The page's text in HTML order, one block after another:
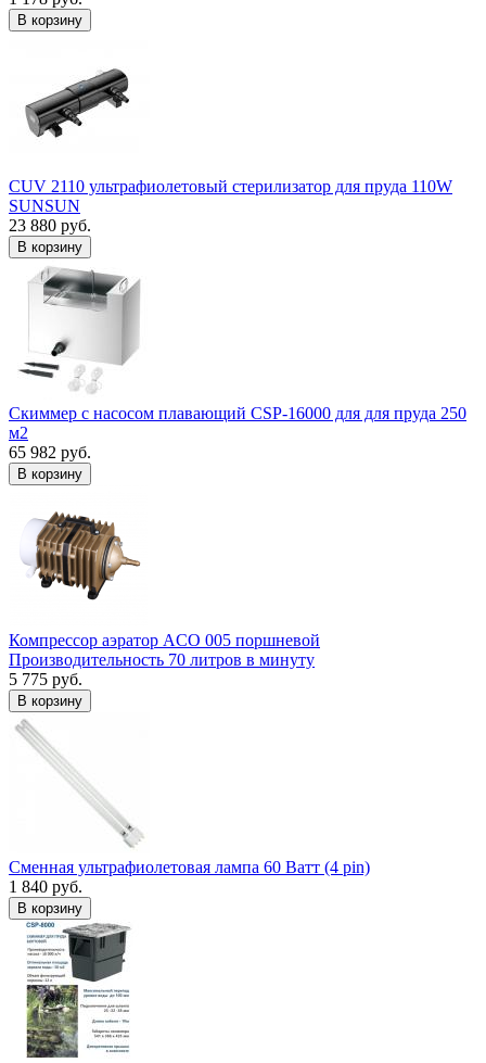
В корзину
CUV 2110 ультрафиолетовый стерилизатор для пруда 110W
SUNSUN
23 880 руб.
В корзину
Скиммер с насосом плавающий CSP-16000 для для пруда 250
м2
65 982 руб.
В корзину
Компрессор аэратор ACO 005 поршневой
Производительность 70 литров в минуту
5 775 руб.
В корзину
Сменная ультрафиолетовая лампа 60 Ватт (4 pin)
1 840 руб.
В корзину